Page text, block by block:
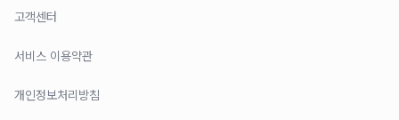
고객센터
서비스 이용약관
개인정보처리방침